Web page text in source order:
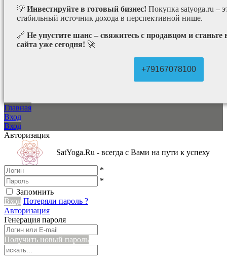
💡 Инвестируйте в готовый бизнес! Покупка satyoga.ru –
стабильный источник дохода в перспективной нише.
🔗 Не упустите шанс – свяжитесь с продавцом и
сайта уже сегодня! 🚀
+79167078100
Главная
Вход
Вход
Авторизация
SatYoga.Ru - всегда с Вами на пути к успеху
*
*
Запомнить
Вход Потеряли пароль ?
Авторизация
Генерация пароля
Получить новый пароль